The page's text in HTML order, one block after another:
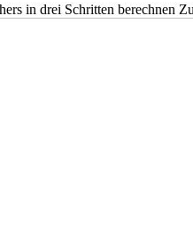
in drei Schritten